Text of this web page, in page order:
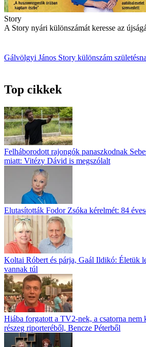
Story
A Story nyári különszámát keresse az
Gálvölgyi János Story különszám
Top cikkek
Felháborodott rajongók panaszkodnak
miatt: Vitézy Dávid is megszólalt
Elutasították Fodor Zsóka kérelmét: 84
Koltai Róbert és párja, Gaál Ildikó: Életük
vannak túl
Hiába forgatott a TV2-nek, a csatorna nem
részeg riporteréből, Bencze Péterből